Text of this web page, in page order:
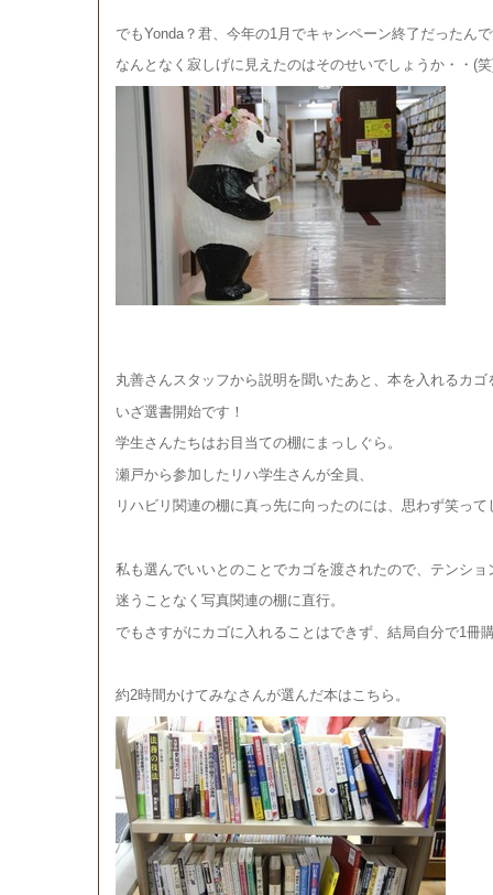
でもYonda？君、今年の1月でキャンペーン終了だったん
なんとなく寂しげに見えたのはそのせいでしょうか・・(
丸善さんスタッフから説明を聞いたあと、本を入れるカゴ
いざ選書開始です！
学生さんたちはお目当ての棚にまっしぐら。
瀬戸から参加したリハ学生さんが全員、
リハビリ関連の棚に真っ先に向ったのには、思わず笑って
私も選んでいいとのことでカゴを渡されたので、テンショ
迷うことなく写真関連の棚に直行。
でもさすがにカゴに入れることはできず、結局自分で1冊
約2時間かけてみなさんが選んだ本はこちら。